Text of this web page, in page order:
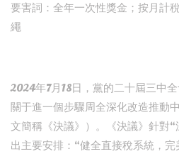
要害詞：全年一次性獎金；按月計
繩
2024年7月18日，黨的二十屆三中
關于進一個步驟周全深化改造推動
文簡稱《決議》）。《決議》針對
出主要安排：“健全直接稅系統，